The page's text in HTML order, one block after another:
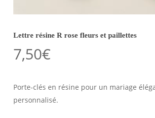
Lettre résine R rose fleurs et paillettes
7,50€
Porte-clés en résine pour un mariage
personnalisé.